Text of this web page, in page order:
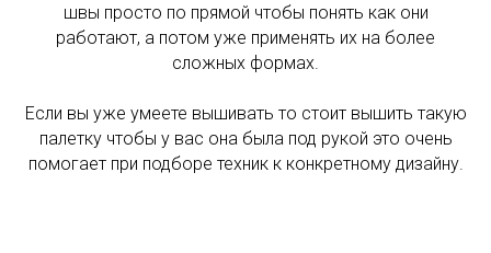
швы просто по прямой чтобы понять как они
работают, а потом уже применять их на более
сложных формах.
Если вы уже умеете вышивать то стоит вышить такую
палетку чтобы у вас она была под рукой это очень
помогает при подборе техник к конкретному дизайну.